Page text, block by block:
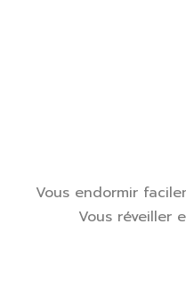
Vous endormir
Vous réveiller